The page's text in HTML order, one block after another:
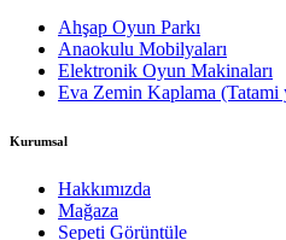
Ahşap Oyun Parkı
Anaokulu Mobilyaları
Elektronik Oyun Makinaları
Eva Zemin Kaplama (Tatami
Kurumsal
Hakkımızda
Mağaza
Sepeti Görüntüle